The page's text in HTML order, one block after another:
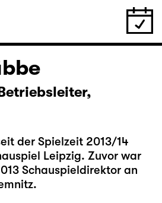
der Spielzeit 2013/14
Leipzig. Zuvor war
Schauspieldirektor an